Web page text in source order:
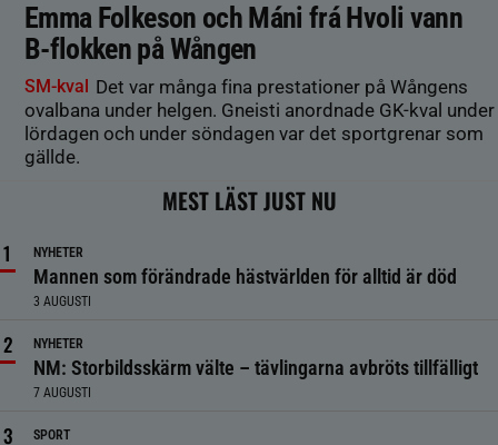
Emma Folkeson och Máni frá Hvoli vann
B-flokken på Wången
SM-kval Det var många fina prestationer på Wångens
ovalbana under helgen. Gneisti anordnade GK-kval under
lördagen och under söndagen var det sportgrenar som
gällde.
MEST LÄST JUST NU
NYHETER
Mannen som förändrade hästvärlden för alltid är död
3 AUGUSTI
NYHETER
NM: Storbildsskärm välte – tävlingarna avbröts tillfälligt
7 AUGUSTI
SPORT